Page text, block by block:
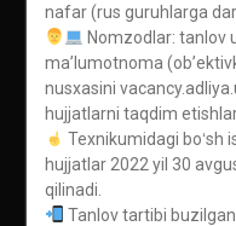
nafar (rus guruhlarga
Nomzodlar: tanlov
maʼlumotnoma
nusxasini
hujjatlarni taqdim
Texnikumidagi boʻsh
hujjatlar 2022 yil 30
qilinadi.
Tanlov tartibi